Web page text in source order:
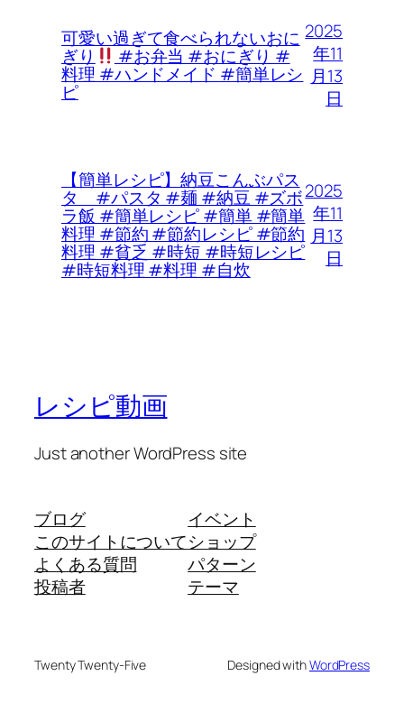
可愛い過ぎて食べられないおに
ぎり #お弁当 #おにぎり #
料理 #ハンドメイド #簡単レシ
ピ
2025
年11
月13
日
【簡単レシピ】納豆こんぶパス
タ #パスタ #麺 #納豆 #ズボ
ラ飯 #簡単レシピ #簡単 #簡単
料理 #節約 #節約レシピ #節約
料理 #貧乏 #時短 #時短レシピ
#時短料理 #料理 #自炊
2025
年11
月13
日
レシピ動画
Just another WordPress site
ブログ
このサイトについて
よくある質問
投稿者
イベント
ショップ
パターン
テーマ
Twenty Twenty-Five Designed withWordPress